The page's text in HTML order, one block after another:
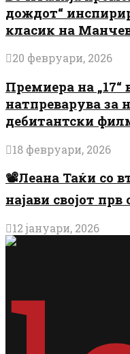
дождот“
класик на
20 февруари, 2026
Премиера на „17“
натпреварува за
дебитантски
18 февруари, 2026
📽️Леана Таќи со
најави својот
12 јануари, 2026